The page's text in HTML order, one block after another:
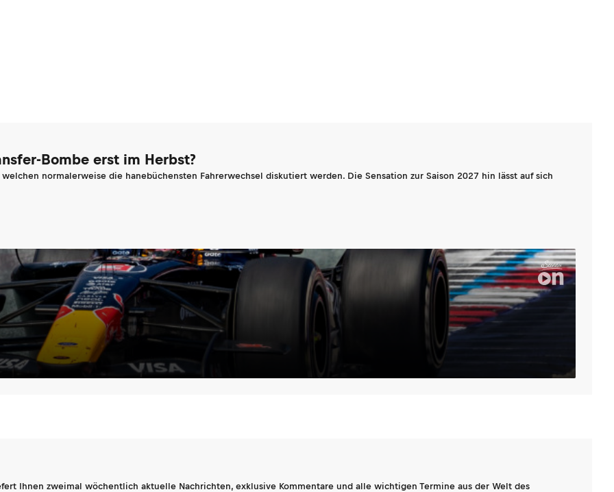
Bombe erst im Herbst?
normalerweise die hanebüchensten Fahrerwechsel diskutiert werden. Die Sensation zur Saison 2027 hin lässt auf sich
Ihnen zweimal wöchentlich aktuelle Nachrichten, exklusive Kommentare und alle wichtigen Termine aus der Welt des